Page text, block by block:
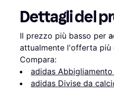
Dettagli del
Il prezzo più basso per
attualmente l'offerta più
Compara:
adidas
adidas Divise da